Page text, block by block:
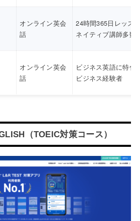
オンライン英会
話
24時間365日レッス
ネイティブ講師多数
オンライン英会
話
ビジネス英語に特化
ビジネス経験者
（TOEIC対策コース）